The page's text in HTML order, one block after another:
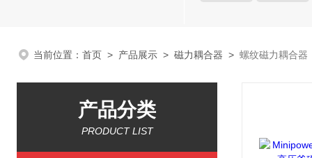
当前位置： 首页 > 产品展示 > 磁力耦合器 > 螺纹磁力耦合器
产品分类
PRODUCT LIST